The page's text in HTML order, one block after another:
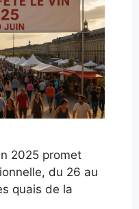
2025 promet
du 26 au
quais de la